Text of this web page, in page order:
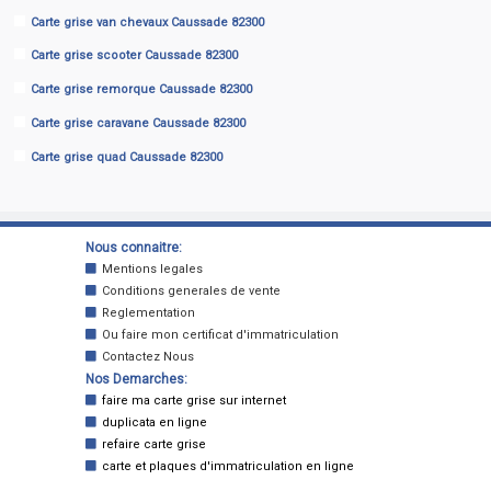
Carte grise van chevaux Caussade 82300
Carte grise scooter Caussade 82300
Carte grise remorque Caussade 82300
Carte grise caravane Caussade 82300
Carte grise quad Caussade 82300
Nous connaitre:
Mentions legales
Conditions generales de vente
Reglementation
Ou faire mon certificat d'immatriculation
Contactez Nous
Nos Demarches:
faire ma carte grise sur internet
duplicata en ligne
refaire carte grise
carte et plaques d'immatriculation en ligne